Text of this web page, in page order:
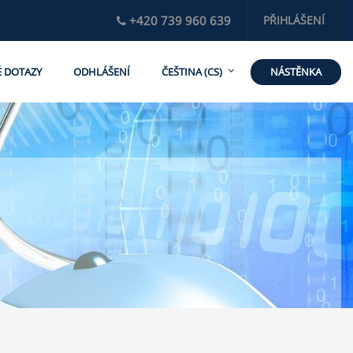
PŘIHLÁŠENÍ
+420 739 960 639
DOTAZY ODHLÁŠENÍ ČEŠTINA ‎(CS)‎ NÁSTĚNKA